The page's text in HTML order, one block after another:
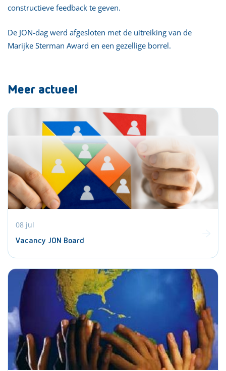
constructieve feedback te geven.
De JON-dag werd afgesloten met de uitreiking van de
Marijke Sterman Award en een gezellige borrel.
Meer actueel
08 jul
Vacancy JON Board